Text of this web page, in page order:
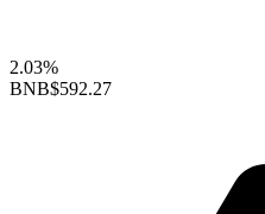
2.03%
BNB$592.27